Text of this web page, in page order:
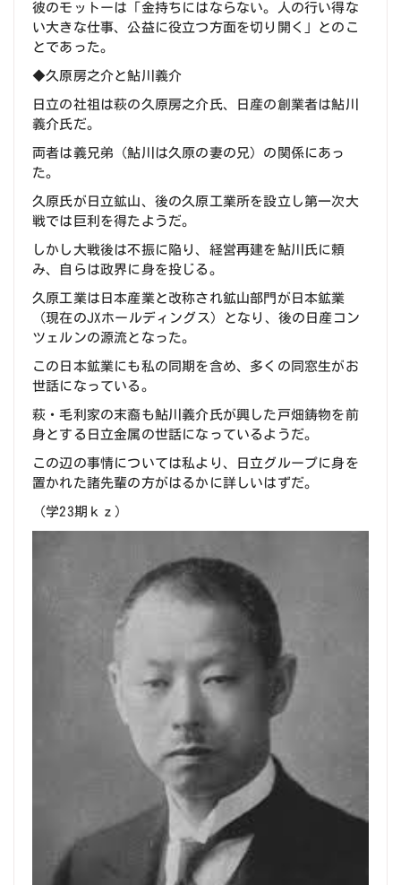
彼のモットーは「金持ちにはならない。人の行い得な
い大きな仕事、公益に役立つ方面を切り開く」とのこ
とであった。
◆久原房之介と鮎川義介
日立の社祖は萩の久原房之介氏、日産の創業者は鮎川
義介氏だ。
両者は義兄弟（鮎川は久原の妻の兄）の関係にあっ
た。
久原氏が日立鉱山、後の久原工業所を設立し第一次大
戦では巨利を得たようだ。
しかし大戦後は不振に陥り、経営再建を鮎川氏に頼
み、自らは政界に身を投じる。
久原工業は日本産業と改称され鉱山部門が日本鉱業
（現在のJXホールディングス）となり、後の日産コン
ツェルンの源流となった。
この日本鉱業にも私の同期を含め、多くの同窓生がお
世話になっている。
萩・毛利家の末裔も鮎川義介氏が興した戸畑鋳物を前
身とする日立金属の世話になっているようだ。
この辺の事情については私より、日立グループに身を
置かれた諸先輩の方がはるかに詳しいはずだ。
（学23期ｋｚ）